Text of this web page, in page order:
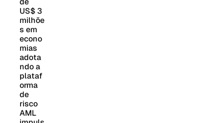
r
soluçõe
s de
automa
ção e
decisão
de risco
com
tecnolo
gia de
IA ao
setor
US$ 3
milhõe
s em
econo
mias
adota
ndo a
plataf
orma
de
risco
AML